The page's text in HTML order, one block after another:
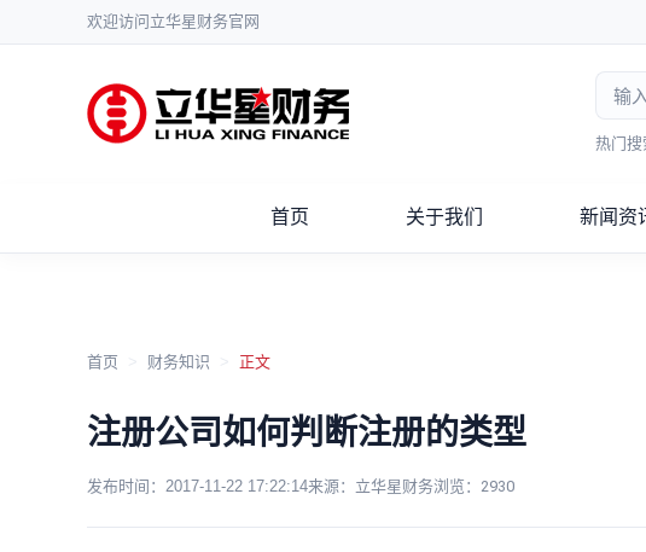
欢迎访问立华星财务官网
热门搜
首页 关于我们 新闻资
首页 财务知识 正文
注册公司如何判断注册的类型
发布时间： 2017-11-22 17:22:14来源：立华星财务浏览： 2930